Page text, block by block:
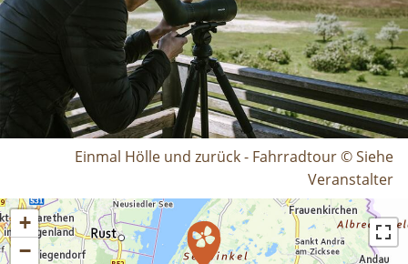
Einmal Hölle und zurück - Fahrradtour © Siehe
Veranstalter
+
−